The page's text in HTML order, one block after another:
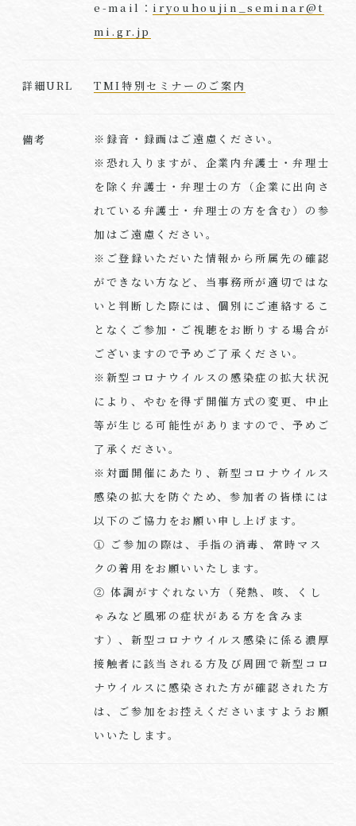
e-mail： iryouhoujin_seminar@t
mi.gr.jp
詳細URL TMI特別セミナーのご案内
備考
※録音・録画はご遠慮ください。
※恐れ入りますが、企業内弁護士・弁理士
を除く弁護士・弁理士の方（企業に出向さ
れている弁護士・弁理士の方を含む）の参
加はご遠慮ください。
※ご登録いただいた情報から所属先の確認
ができない方など、当事務所が適切ではな
いと判断した際には、個別にご連絡するこ
となくご参加・ご視聴をお断りする場合が
ございますので予めご了承ください。
※新型コロナウイルスの感染症の拡大状況
により、やむを得ず開催方式の変更、中止
等が生じる可能性がありますので、予めご
了承ください。
※対面開催にあたり、新型コロナウイルス
感染の拡大を防ぐため、参加者の皆様には
以下のご協力をお願い申し上げます。
① ご参加の際は、手指の消毒、常時マス
クの着用をお願いいたします。
② 体調がすぐれない方（発熱、咳、くし
ゃみなど風邪の症状がある方を含みま
す）、新型コロナウイルス感染に係る濃厚
接触者に該当される方及び周囲で新型コロ
ナウイルスに感染された方が確認された方
は、ご参加をお控えくださいますようお願
いいたします。